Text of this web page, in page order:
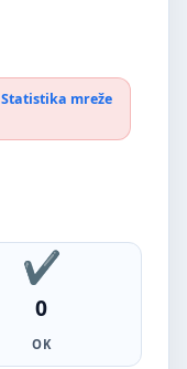
Statistika mreže
0
OK